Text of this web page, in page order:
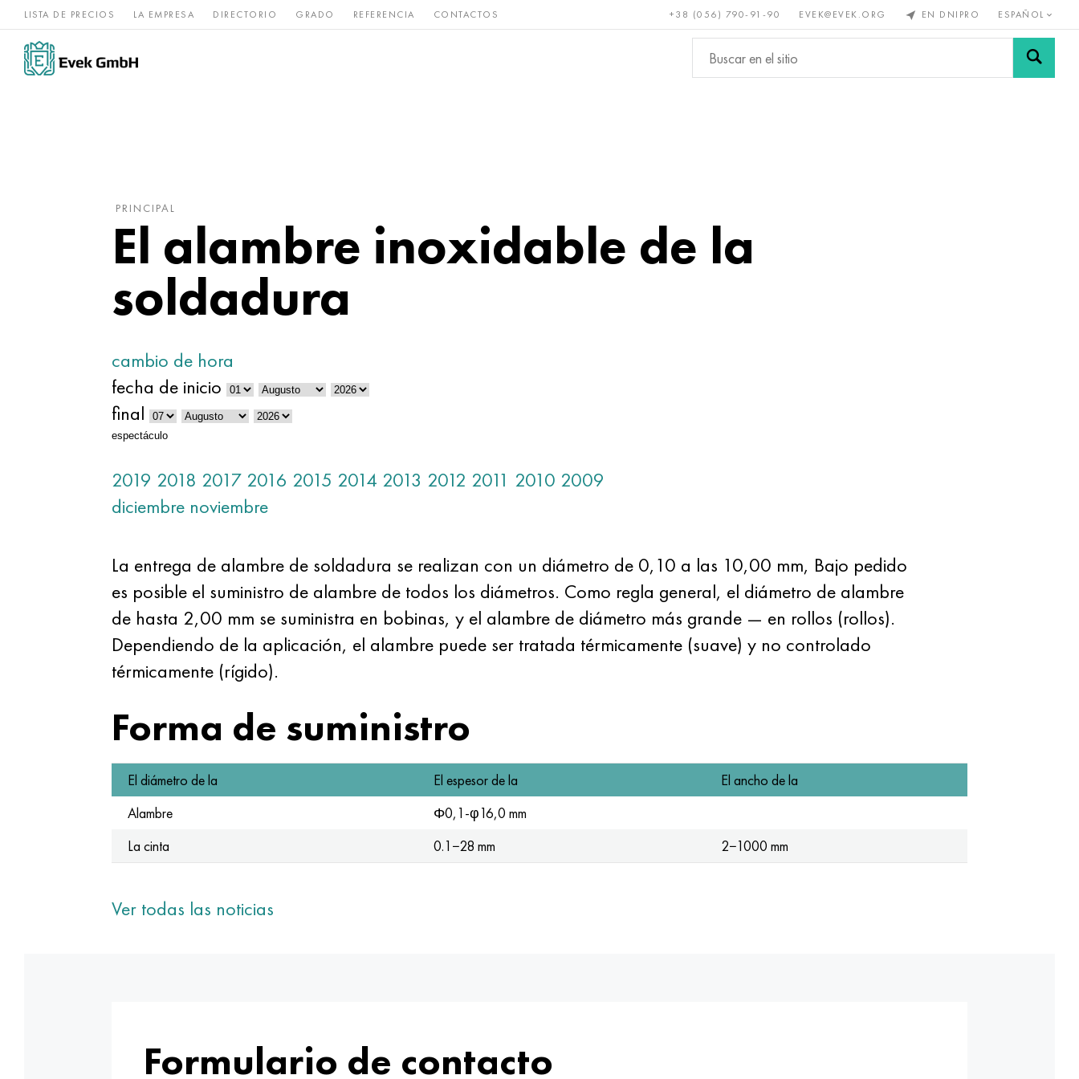
LISTA DE PRECIOS LA EMPRESA DIRECTORIO GRADO REFERENCIA CONTACTOS +38 (056) 790-91-90 EVEK@EVEK.ORG EN DNIPRO ESPAÑOL
Aleaciones de
níquel
acero Raro y Bronce, cobre, Metales no
ferrosos
Aleación de Mallas y
PRINCIPAL
El alambre inoxidable de la
soldadura
cambio de hora
fecha de inicio
final
espectáculo
2019 2018 2017 2016 2015 2014 2013 2012 2011 2010 2009
diciembre noviembre
La entrega de alambre de soldadura se realizan con un diámetro de 0,10 a las 10,00 mm, Bajo pedido
es posible el suministro de alambre de todos los diámetros. Como regla general, el diámetro de alambre
de hasta 2,00 mm se suministra en bobinas, y el alambre de diámetro más grande — en rollos (rollos).
Dependiendo de la aplicación, el alambre puede ser tratada térmicamente (suave) y no controlado
térmicamente (rígido).
Forma de suministro
El diámetro de la El espesor de la
El ancho de la
Alambre
Φ0,1-φ16,0 mm
La cinta
0.1−28 mm 2−1000 mm
Ver todas las noticias
Formulario de contacto